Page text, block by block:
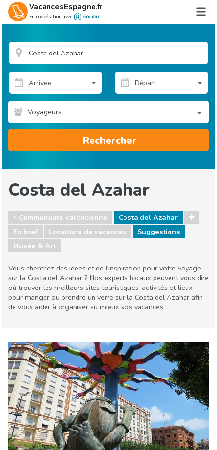
VacancesEspagne.fr
En coopération avec
Voyageurs
Rechercher
Costa del Azahar
Communauté valencienne
Costa del Azahar
En bref
Locations de vacances
Suggestions
Musée & Art
Vous cherchez des idées et de l’inspiration pour votre voyage
sur la Costa del Azahar ? Nos experts locaux peuvent vous dire
où trouver les meilleurs sites touristiques, activités et lieux
pour manger ou prendre un verre sur la Costa del Azahar afin
de vous aider à organiser au mieux vos vacances.
Musée & Art